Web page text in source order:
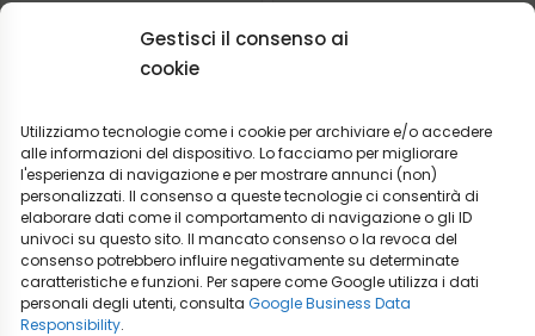
Gestisci il consenso ai
cookie
Utilizziamo tecnologie come i cookie per archiviare e/o accedere
alle informazioni del dispositivo. Lo facciamo per migliorare
l'esperienza di navigazione e per mostrare annunci (non)
personalizzati. Il consenso a queste tecnologie ci consentirà di
elaborare dati come il comportamento di navigazione o gli ID
univoci su questo sito. Il mancato consenso o la revoca del
consenso potrebbero influire negativamente su determinate
caratteristiche e funzioni. Per sapere come Google utilizza i dati
personali degli utenti, consultaGoogle Business Data
Responsibility.
20ml 50ml 2ml